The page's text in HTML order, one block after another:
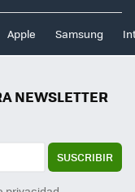
Apple Samsung
NEWSLETTER
SUSCRIBIR